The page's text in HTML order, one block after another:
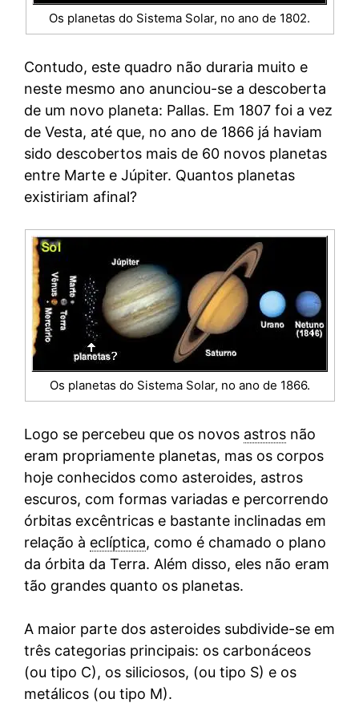
Os planetas do Sistema Solar, no ano de 1802.
Contudo, este quadro não duraria muito e
neste mesmo ano anunciou-se a descoberta
de um novo planeta: Pallas. Em 1807 foi a vez
de Vesta, até que, no ano de 1866 já haviam
sido descobertos mais de 60 novos planetas
entre Marte e Júpiter. Quantos planetas
existiriam afinal?
Os planetas do Sistema Solar, no ano de 1866.
Logo se percebeu que os novos astros não
eram propriamente planetas, mas os corpos
hoje conhecidos como asteroides, astros
escuros, com formas variadas e percorrendo
órbitas excêntricas e bastante inclinadas em
relação à eclíptica, como é chamado o plano
da órbita da Terra. Além disso, eles não eram
tão grandes quanto os planetas.
A maior parte dos asteroides subdivide-se em
três categorias principais: os carbonáceos
(ou tipo C), os siliciosos, (ou tipo S) e os
metálicos (ou tipo M).